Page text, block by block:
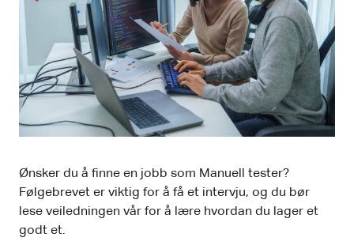
Ønsker du å finne en jobb som Manuell tester?
Følgebrevet er viktig for å få et intervju, og du bør
lese veiledningen vår for å lære hvordan du lager et
godt et.